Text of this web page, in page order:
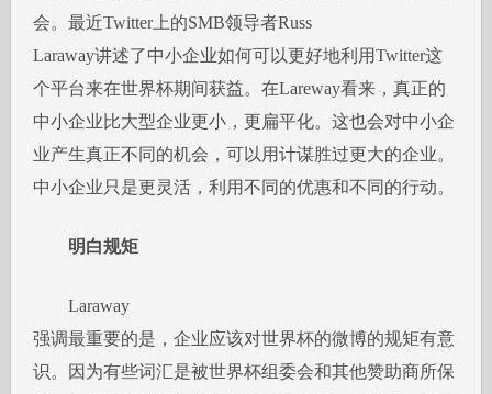
会。最近Twitter上的SMB领导者Russ
Laraway讲述了中小企业如何可以更好地利用Twitter这
个平台来在世界杯期间获益。在Lareway看来，真正的
中小企业比大型企业更小，更扁平化。这也会对中小企
业产生真正不同的机会，可以用计谋胜过更大的企业。
中小企业只是更灵活，利用不同的优惠和不同的行动。
明白规矩
Laraway
强调最重要的是，企业应该对世界杯的微博的规矩有意
识。因为有些词汇是被世界杯组委会和其他赞助商所保